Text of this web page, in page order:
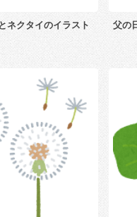
ネクタイのイラスト
父の